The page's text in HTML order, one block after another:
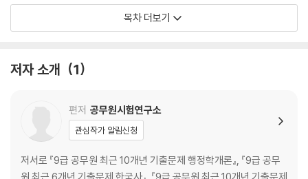
05. 우편번호 체계
01. 우리나라 주소체계
03. 우리나라 주소 한문 표기
PART.04 집배원 면접
01. 면접 준비
02. 평정요소별 기출 면접
목차 더보기
저자 소개 1
편저 공무원시험연구소
관심작가 알림신청
저서로 『9급 공무원 최근 10개년 기출문제 행정학개론』, 『9급 공무